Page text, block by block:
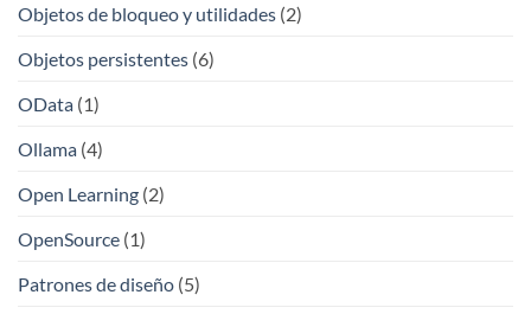
Objetos de bloqueo y utilidades (2)
Objetos persistentes (6)
OData (1)
Ollama (4)
Open Learning (2)
OpenSource (1)
Patrones de diseño (5)